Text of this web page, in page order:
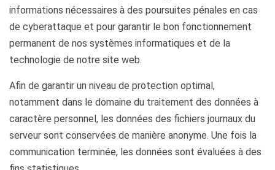
informations nécessaires à des poursuites pénales en cas
de cyberattaque et pour garantir le bon fonctionnement
permanent de nos systèmes informatiques et de la
technologie de notre site web.
Afin de garantir un niveau de protection optimal,
notamment dans le domaine du traitement des données à
caractère personnel, les données des fichiers journaux du
serveur sont conservées de manière anonyme. Une fois la
communication terminée, les données sont évaluées à des